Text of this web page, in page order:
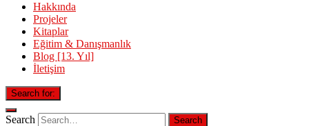
Hakkında
Projeler
Kitaplar
Eğitim & Danışmanlık
Blog [13. Yıl]
İletişim
Search for:
Search